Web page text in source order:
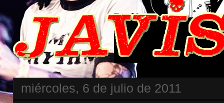
miércoles, 6 de julio de 2011